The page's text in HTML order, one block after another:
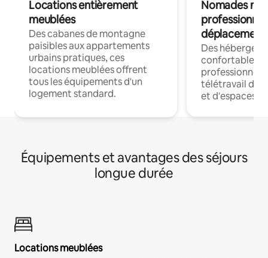
Locations entièrement
meublées
Des cabanes de montagne
paisibles aux appartements
urbains pratiques, ces
locations meublées offrent
tous les équipements d'un
logement standard.
Nomades
déplacement
Des
confortables
professionnels
télétravail
et d'espaces
Équipements et avantages des séjours
longue durée
Locations meublées